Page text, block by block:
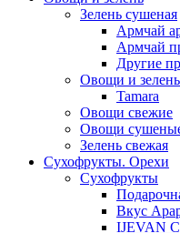
Зелень сушеная
Армчай
Армчай
Другие
Овощи и
Tamara
Овощи свежие
Овощи
Зелень свежая
Сухофрукты. Орехи
Сухофрукты
Вкус
IJEVAN